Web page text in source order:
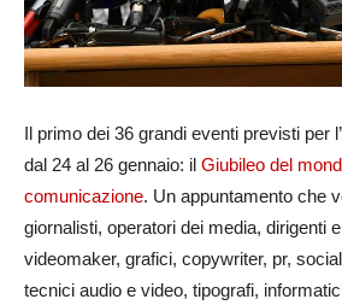
Il primo dei 36 grandi eventi previsti per
dal 24 al 26 gennaio: il Giubileo del
comunicazione. Un appuntamento che
giornalisti, operatori dei media, dirigenti
videomaker, grafici, copywriter, pr,
tecnici audio e video, tipografi,